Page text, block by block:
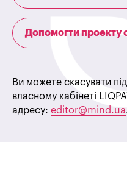
Допомогти проекту
Ви можете скасувати
власному кабінеті
адресу: editor@mind.ua